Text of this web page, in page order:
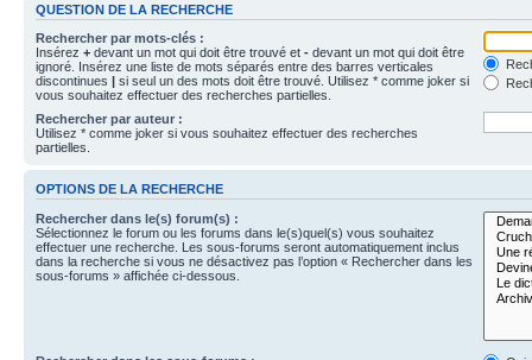
QUESTION DE LA RECHERCHE
Rechercher par mots-clés :
Insérez + devant un mot qui doit être trouvé et - devant un mot qui doit être
ignoré. Insérez une liste de mots séparés entre des barres verticales
discontinues | si seul un des mots doit être trouvé. Utilisez * comme joker si
vous souhaitez effectuer des recherches partielles.
Rechercher par auteur :
Utilisez * comme joker si vous souhaitez effectuer des recherches
partielles.
OPTIONS DE LA RECHERCHE
Rechercher dans le(s) forum(s) :
Sélectionnez le forum ou les forums dans le(s)quel(s) vous souhaitez
effectuer une recherche. Les sous-forums seront automatiquement inclus
dans la recherche si vous ne désactivez pas l’option « Rechercher dans les
sous-forums » affichée ci-dessous.